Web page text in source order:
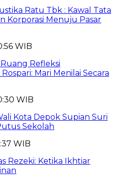
Ratu Tbk : Kawal Tata
Korporasi Menuju Pasar
WIB
Refleksi
Mari Menilai Secara
WIB
Kota Depok Supian Suri
Sekolah
WIB
Rezeki: Ketika Ikhtiar